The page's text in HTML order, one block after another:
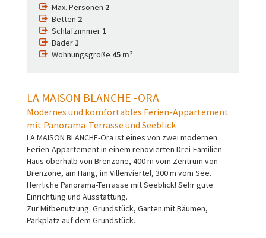
Max. Personen 2
Betten 2
Schlafzimmer 1
Bäder 1
Wohnungsgröße 45 m²
LA MAISON BLANCHE -ORA
Modernes und komfortables Ferien-Appartement
mit Panorama-Terrasse und Seeblick
LA MAISON BLANCHE-Ora ist eines von zwei modernen
Ferien-Appartement in einem renovierten Drei-Familien-
Haus oberhalb von Brenzone, 400 m vom Zentrum von
Brenzone, am Hang, im Villenviertel, 300 m vom See.
Herrliche Panorama-Terrasse mit Seeblick! Sehr gute
Einrichtung und Ausstattung.
Zur Mitbenutzung: Grundstück, Garten mit Bäumen,
Parkplatz auf dem Grundstück.